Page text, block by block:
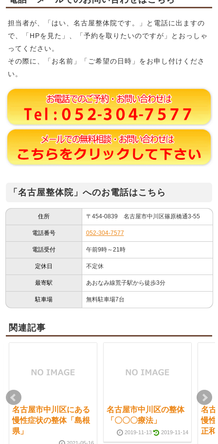
担当者が、「はい、名古屋整体院です。」と電話に出ますの
で、「HPを見た」、「予約を取りたいのですが」とおっしゃ
ってください。
その際に、「お名前」「ご希望の日時」をお申し付けくださ
い。
「名古屋整体院」へのお電話はこちら
住所 〒454-0839 名古屋市中川区篠原橋通3-55
電話番号 052-304-7577
電話受付 午前9時～21時
定休日 不定休
最寄駅 あおなみ線荒子駅から徒歩3分
駐車場 無料駐車場7台
関連記事
名古屋市中川区にある
慢性症状の整体「島根
県」
名古屋市中川区の整体
「〇〇〇療法」
2019-11-13 2019-11-14
名
慢
正